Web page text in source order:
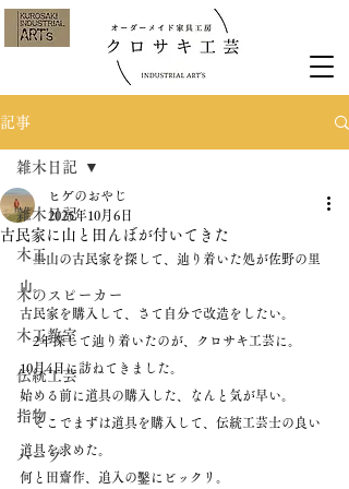
記事
雑木日記
木工
木のスピーカー
木工教室
伝統工芸
指物
ハープ
雑木日記
古民家に山と田んぼが付いてきた
ヒゲのおやじ
2025年10月6日
里山の古民家を探して、辿り着いた処が佐野の里
山。
古民家を購入して、さて自分で改造をしたい。
2年探して辿り着いたのが、クロサキ工芸に。
10月4日に訪ねてきました。
始める前に道具の購入した、なんと気が早い。
そこでまずは道具を購入して、伝統工芸士の良い
道具を求めた。
何と田齋作、追入の鑿にビックリ。